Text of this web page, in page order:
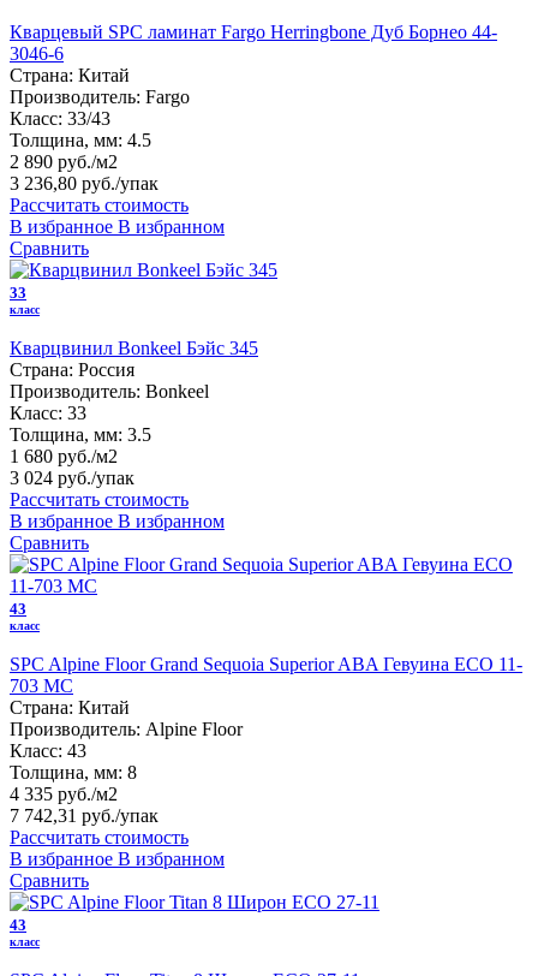
Кварцевый SPC ламинат Fargo Herringbone Дуб Борнео 44-
3046-6
Страна: Китай
Производитель: Fargo
Класс: 33/43
Толщина, мм: 4.5
2 890 руб./м2
3 236,80 руб./упак
Рассчитать стоимость
В избранное В избранном
Сравнить
33
класс
Кварцвинил Bonkeel Бэйс 345
Страна: Россия
Производитель: Bonkeel
Класс: 33
Толщина, мм: 3.5
1 680 руб./м2
3 024 руб./упак
Рассчитать стоимость
В избранное В избранном
Сравнить
43
класс
SPC Alpine Floor Grand Sequoia Superior ABA Гевуина ECO 11-
703 MC
Страна: Китай
Производитель: Alpine Floor
Класс: 43
Толщина, мм: 8
4 335 руб./м2
7 742,31 руб./упак
Рассчитать стоимость
В избранное В избранном
Сравнить
43
класс